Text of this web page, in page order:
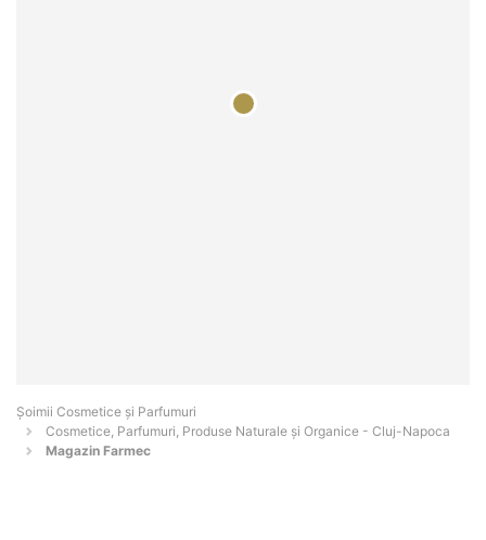
Șoimii Cosmetice și Parfumuri
Cosmetice, Parfumuri, Produse Naturale și Organice - Cluj-Napoca
Magazin Farmec